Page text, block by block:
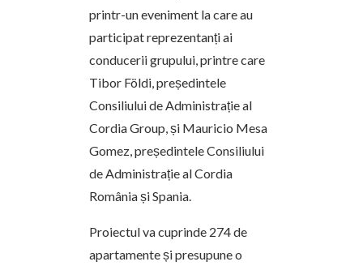
printr-un eveniment la care au
participat reprezentanți ai
conducerii grupului, printre care
Tibor Földi, președintele
Consiliului de Administrație al
Cordia Group, și Mauricio Mesa
Gomez, președintele Consiliului
de Administrație al Cordia
România și Spania.
Proiectul va cuprinde 274 de
apartamente și presupune o